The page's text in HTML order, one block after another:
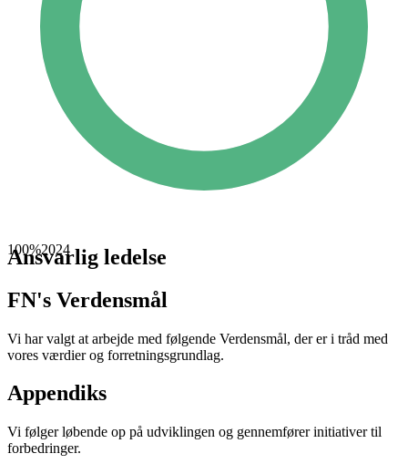
100%2024
Ansvarlig ledelse
FN's Verdensmål
Vi har valgt at arbejde med følgende Verdensmål, der er i tråd med
vores værdier og forretningsgrundlag.
Appendiks
Vi følger løbende op på udviklingen og gennemfører initiativer til
forbedringer.